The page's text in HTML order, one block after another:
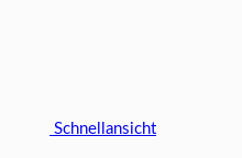
Schnellansicht